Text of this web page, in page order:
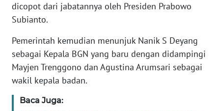
dicopot dari jabatannya oleh Presiden Prabowo
Subianto.
Pemerintah kemudian menunjuk Nanik S Deyang
sebagai Kepala BGN yang baru dengan didampingi
Mayjen Trenggono dan Agustina Arumsari sebagai
wakil kepala badan.
Baca Juga:
WN
WN
JAKARTA
JABAR